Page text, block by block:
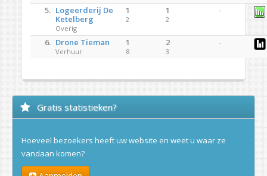
5. Logeerderij De
Ketelberg
Overig
1
2
1
2
-
6. Drone Tieman
Verhuur
1
8
2
3
-
Gratis statistieken?
Hoeveel bezoekers heeft uw website en weet u waar ze
vandaan komen?